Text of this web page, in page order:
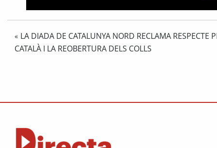
« LA DIADA DE CATALUNYA NORD RECLAMA RESPECTE
CATALÀ I LA REOBERTURA DELS COLLS